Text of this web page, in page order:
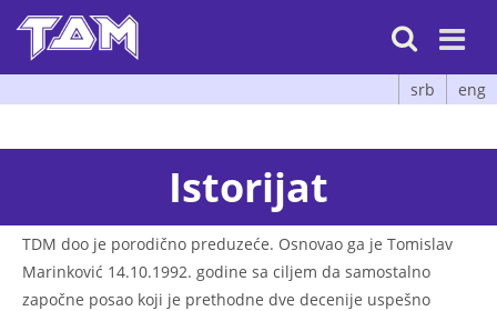

srb eng
Istorijat
TDM doo je porodično preduzeće. Osnovao ga je Tomislav
Marinković 14.10.1992. godine sa ciljem da samostalno
započne posao koji je prethodne dve decenije uspešno